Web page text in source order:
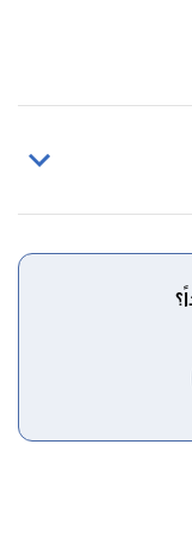
"Hemoglobin
2 Diabetes"